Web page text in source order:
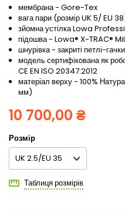
мембрана - Gore-Tex
вага пари (розмір UK 5/ EU
зйомна устілка Lowa
підошва - Lowa® X-TRAC®
шнурівка - закриті петлі-
модель сертифікована як
CE EN ISO 20347:2012
матеріал верху - 100%
мм)
10 700,00 ₴
Розмір
Таблиця розмірів